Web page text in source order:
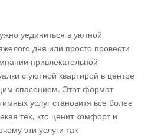
уединиться в уютной
дня или просто провести
привлекательной
с уютной квартирой в центре
спасением. Этот формат
услуг становитя все более
тех, кто ценит комфорт и
эти услуги так